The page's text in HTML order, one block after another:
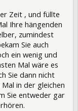
Zeit , und füllte
Ihre hängenden
zumindest
Sie auch
ein wenig und
Mal wäre es
Sie dann nicht
in der gleichen
Sie entweder gar